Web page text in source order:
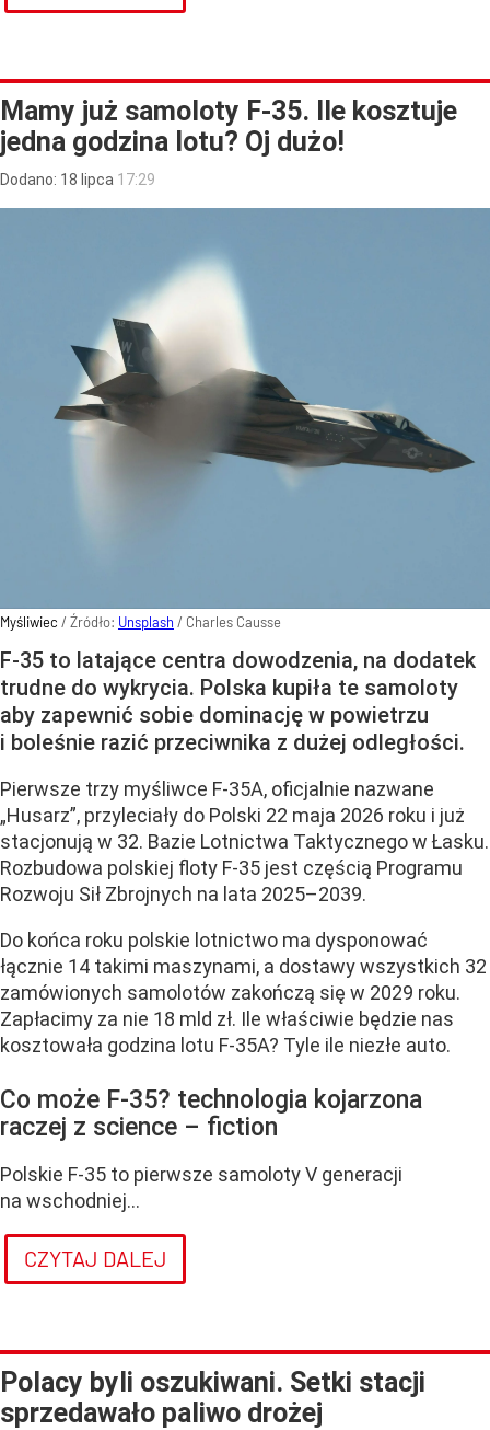
Mamy już samoloty F-35. Ile kosztuje
jedna godzina lotu? Oj dużo!
Dodano: 18 lipca 17:29
Myśliwiec / Źródło: Unsplash / Charles Causse
F-35 to latające centra dowodzenia, na dodatek
trudne do wykrycia. Polska kupiła te samoloty
aby zapewnić sobie dominację w powietrzu
i boleśnie razić przeciwnika z dużej odległości.
Pierwsze trzy myśliwce F-35A, oficjalnie nazwane
„Husarz”, przyleciały do Polski 22 maja 2026 roku i już
stacjonują w 32. Bazie Lotnictwa Taktycznego w Łasku.
Rozbudowa polskiej floty F-35 jest częścią Programu
Rozwoju Sił Zbrojnych na lata 2025–2039.
Do końca roku polskie lotnictwo ma dysponować
łącznie 14 takimi maszynami, a dostawy wszystkich 32
zamówionych samolotów zakończą się w 2029 roku.
Zapłacimy za nie 18 mld zł. Ile właściwie będzie nas
kosztowała godzina lotu F-35A? Tyle ile niezłe auto.
Co może F-35? technologia kojarzona
raczej z science – fiction
Polskie F-35 to pierwsze samoloty V generacji
na wschodniej...
CZYTAJ DALEJ
Polacy byli oszukiwani. Setki stacji
sprzedawało paliwo drożej